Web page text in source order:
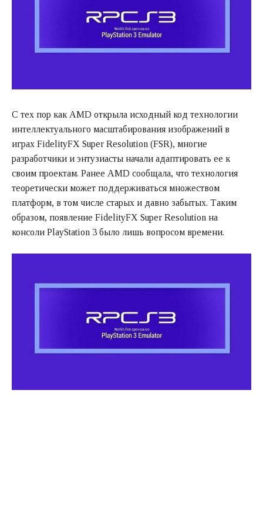
С тех пор как AMD открыла исходный код технологии
интеллектуального масштабирования изображений в
играх FidelityFX Super Resolution (FSR), многие
разработчики и энтузиасты начали адаптировать ее к
своим проектам. Ранее AMD сообщала, что технология
теоретически может поддерживаться множеством
платформ, в том числе старых и давно забытых. Таким
образом, появление FidelityFX Super Resolution на
консоли PlayStation 3 было лишь вопросом времени.